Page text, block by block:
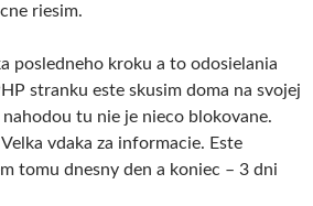
riesim.
posledneho kroku a to odosielania
stranku este skusim doma na svojej
tu nie je nieco blokovane.
vdaka za informacie. Este
tomu dnesny den a koniec – 3 dni